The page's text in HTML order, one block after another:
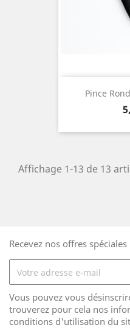
Pince
Affichage 1-13 de 13
Recevez nos offres spéciales
Vous pouvez vous
trouverez pour cela nos
conditions d'utilisation du